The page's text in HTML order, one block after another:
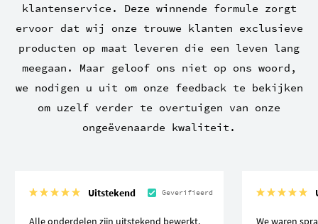
klantenservice. Deze winnende formule zorgt
ervoor dat wij onze trouwe klanten exclusieve
producten op maat leveren die een leven lang
meegaan. Maar geloof ons niet op ons woord,
we nodigen u uit om onze feedback te bekijken
om uzelf verder te overtuigen van onze
ongeëvenaarde kwaliteit.
Uitstekend Geverifieerd
Alle onderdelen zijn uitstekend bewerkt.
We waren